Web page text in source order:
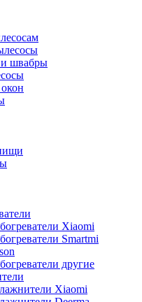
и швабры
Xiaomi
Smartmi
другие
Xiaomi